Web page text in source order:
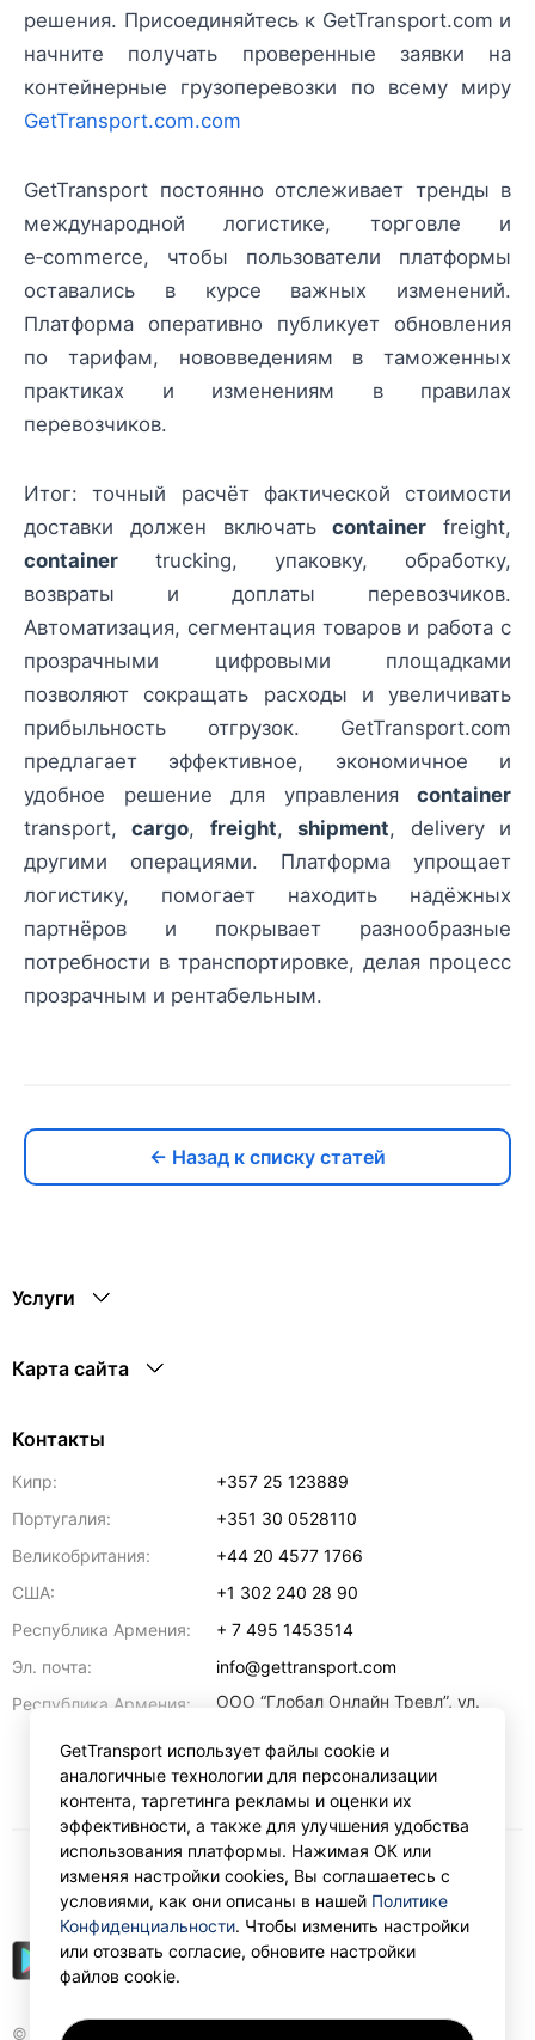
решения. Присоединяйтесь к GetTransport.com и
начните получать проверенные заявки на
контейнерные грузоперевозки по всему миру
GetTransport.com.com
GetTransport постоянно отслеживает тренды в
международной логистике, торговле и
e‑commerce, чтобы пользователи платформы
оставались в курсе важных изменений.
Платформа оперативно публикует обновления
по тарифам, нововведениям в таможенных
практиках и изменениям в правилах
перевозчиков.
Итог: точный расчёт фактической стоимости
доставки должен включатьcontainer freight,
container trucking, упаковку, обработку,
возвраты и доплаты перевозчиков.
Автоматизация, сегментация товаров и работа с
прозрачными цифровыми площадками
позволяют сокращать расходы и увеличивать
прибыльность отгрузок. GetTransport.com
предлагает эффективное, экономичное и
удобное решение для управления container
transport,cargo, freight,shipment, delivery и
другими операциями. Платформа упрощает
логистику, помогает находить надёжных
партнёров и покрывает разнообразные
потребности в транспортировке, делая процесс
прозрачным и рентабельным.
← Назад к списку статей
Услуги
Карта сайта
Контакты
Кипр:
+357 25 123889
Португалия:
+351 30 0528110
Великобритания:
+44 20 4577 1766
США:
+1 302 240 28 90
Республика Армения:
+ 7 495 1453514
Эл. почта:
info@gettransport.com
Республика Армения:
ООО “Глобал Онлайн Тревл”, ул.
регистрационный номер
271.110.1183229, РНН 00238516
Ереван 0070
© Gettransport International Limited. GetTransport®
RUB
GetTransport использует файлы cookie и
аналогичные технологии для персонализации
контента, таргетинга рекламы и оценки их
эффективности, а также для улучшения удобства
использования платформы. Нажимая ОК или
изменяя настройки cookies, Вы соглашаетесь с
условиями, как они описаны в нашей Политике
Конфиденциальности. Чтобы изменить настройки
или отозвать согласие, обновите настройки
файлов cookie.